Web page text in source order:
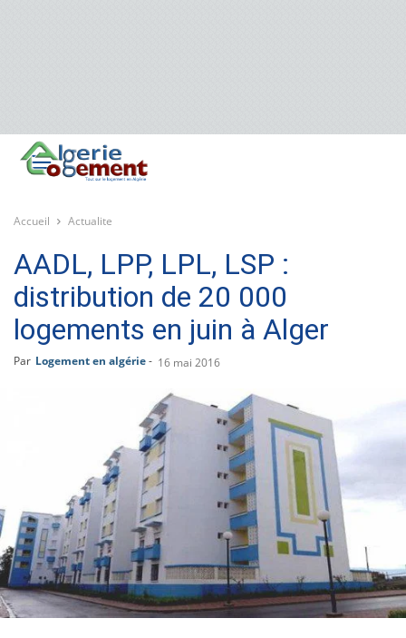
Accueil Actualite
AADL, LPP, LPL, LSP :
distribution de 20 000
logements en juin à Alger
Par Logement en algérie- 16 mai 2016